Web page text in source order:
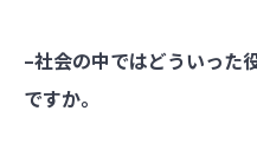
–社会の中ではどういった
ですか。